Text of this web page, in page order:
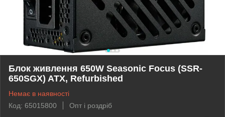
Блок живлення 650W Seasonic Focus (SSR-
650SGX) ATX, Refurbished
Немає в наявності
Код: 65015800
Опт і роздріб